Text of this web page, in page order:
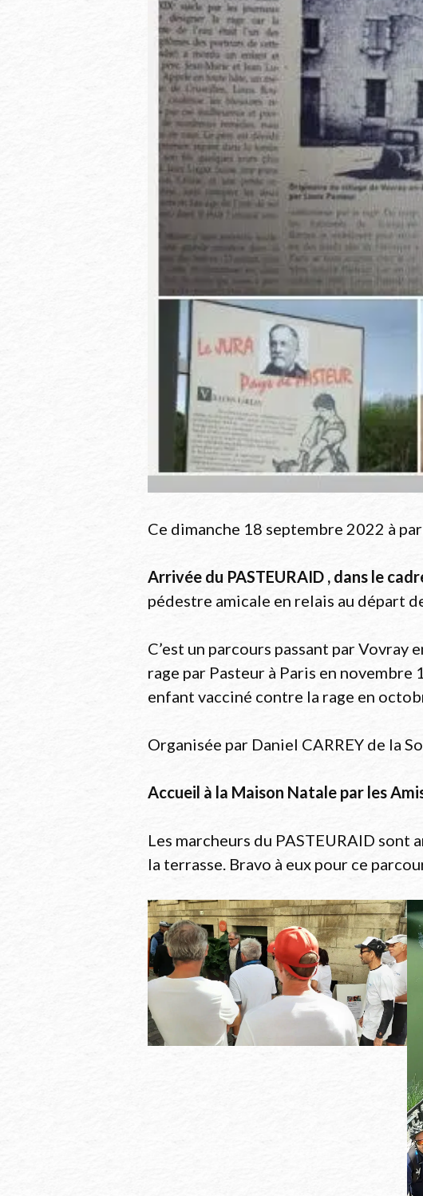
Ce dimanche 18 septembre 2022 à
Arrivée du PASTEURAID , dans le
pédestre amicale en relais au départ
C’est un parcours passant par
rage par Pasteur à Paris en
enfant vacciné contre la rage en
Organisée par Daniel CARREY de la
Accueil à la Maison Natale par les
Les marcheurs du PASTEURAID
la terrasse. Bravo à eux pour ce